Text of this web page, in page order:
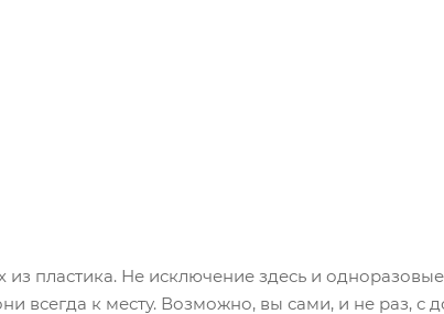
пластика. Не исключение здесь и
всегда к месту. Возможно, вы сами, и не раз, с